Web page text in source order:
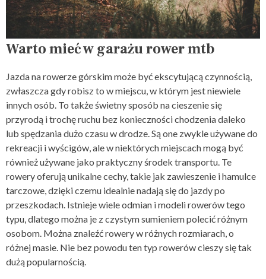
Warto mieć w garażu rower mtb
Jazda na rowerze górskim może być ekscytującą czynnością,
zwłaszcza gdy robisz to w miejscu, w którym jest niewiele
innych osób. To także świetny sposób na cieszenie się
przyrodą i trochę ruchu bez konieczności chodzenia daleko
lub spędzania dużo czasu w drodze. Są one zwykle używane do
rekreacji i wyścigów, ale w niektórych miejscach mogą być
również używane jako praktyczny środek transportu. Te
rowery oferują unikalne cechy, takie jak zawieszenie i hamulce
tarczowe, dzięki czemu idealnie nadają się do jazdy po
przeszkodach. Istnieje wiele odmian i modeli rowerów tego
typu, dlatego można je z czystym sumieniem polecić różnym
osobom. Można znaleźć rowery w różnych rozmiarach, o
różnej masie. Nie bez powodu ten typ rowerów cieszy się tak
dużą popularnością.